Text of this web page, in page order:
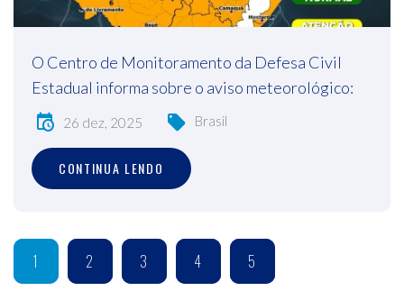
O Centro de Monitoramento da Defesa Civil
Estadual informa sobre o aviso meteorológico:
26 dez, 2025 Brasil
CONTINUA LENDO
1 2 3 4 5